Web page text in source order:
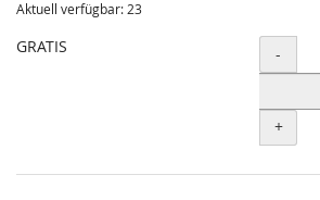
Aktuell verfügbar: 23
GRATIS Menge
-
+